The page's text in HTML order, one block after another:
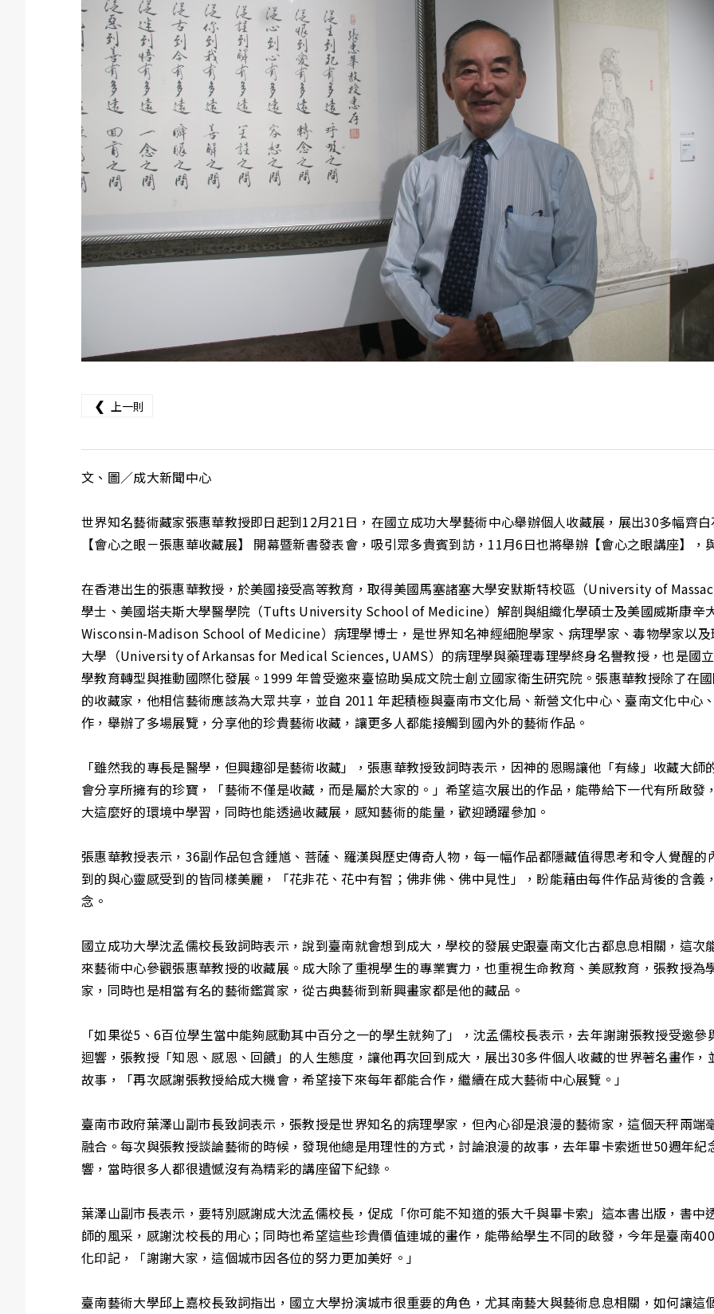
❮ 上一則
文、圖／成大新聞中心
世界知名藝術藏家張惠華教授即日起到12月21日，在國立成功大學藝術中心舉辦個人收藏展，展出30多幅齊
【會心之眼－張惠華收藏展】 開幕暨新書發表會，吸引眾多貴賓到訪，11月6日也將舉辦【會心之眼講座】
在香港出生的張惠華教授，於美國接受高等教育，取得美國馬塞諸塞大學安默斯特校區（University of
學士、美國塔夫斯大學醫學院（Tufts University School of Medicine）解剖與組織化學碩士及美國威斯康
Wisconsin-Madison School of Medicine）病理學博士，是世界知名神經細胞學家、病理學家、毒物學家以
大學（University of Arkansas for Medical Sciences, UAMS）的病理學與藥理毒理學終身名譽教授，也是國
學教育轉型與推動國際化發展。1999 年曾受邀來臺協助吳成文院士創立國家衛生研究院。張惠華教授除了在
的收藏家，他相信藝術應該為大眾共享，並自 2011 年起積極與臺南市文化局、新營文化中心、臺南文化中心
作，舉辦了多場展覽，分享他的珍貴藝術收藏，讓更多人都能接觸到國內外的藝術作品。
「雖然我的專長是醫學，但興趣卻是藝術收藏」，張惠華教授致詞時表示，因神的恩賜讓他「有緣」收藏大
會分享所擁有的珍寶，「藝術不僅是收藏，而是屬於大家的。」希望這次展出的作品，能帶給下一代有所啟
大這麼好的環境中學習，同時也能透過收藏展，感知藝術的能量，歡迎踴躍參加。
張惠華教授表示，36副作品包含鍾馗、菩薩、羅漢與歷史傳奇人物，每一幅作品都隱藏值得思考和令人覺醒
到的與心靈感受到的皆同樣美麗，「花非花、花中有智；佛非佛、佛中見性」，盼能藉由每件作品背後的含
念。
國立成功大學沈孟儒校長致詞時表示，說到臺南就會想到成大，學校的發展史跟臺南文化古都息息相關，這
來藝術中心參觀張惠華教授的收藏展。成大除了重視學生的專業實力，也重視生命教育、美感教育，張教授
家，同時也是相當有名的藝術鑑賞家，從古典藝術到新興畫家都是他的藏品。
「如果從5、6百位學生當中能夠感動其中百分之一的學生就夠了」，沈孟儒校長表示，去年謝謝張教授受邀
迴響，張教授「知恩、感恩、回饋」的人生態度，讓他再次回到成大，展出30多件個人收藏的世界著名畫作
故事，「再次感謝張教授給成大機會，希望接下來每年都能合作，繼續在成大藝術中心展覽。」
臺南市政府葉澤山副市長致詞表示，張教授是世界知名的病理學家，但內心卻是浪漫的藝術家，這個天秤兩
融合。每次與張教授談論藝術的時候，發現他總是用理性的方式，討論浪漫的故事，去年畢卡索逝世50週年
響，當時很多人都很遺憾沒有為精彩的講座留下紀錄。
葉澤山副市長表示，要特別感謝成大沈孟儒校長，促成「你可能不知道的張大千與畢卡索」這本書出版，書
師的風采，感謝沈校長的用心；同時也希望這些珍貴價值連城的畫作，能帶給學生不同的啟發，今年是臺南
化印記，「謝謝大家，這個城市因各位的努力更加美好。」
臺南藝術大學邱上嘉校長致詞指出，國立大學扮演城市很重要的角色，尤其南藝大與藝術息息相關，如何讓